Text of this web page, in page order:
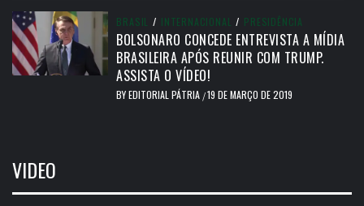
BRASIL / INTERNACIONAL / PRESIDÊNCIA
BOLSONARO CONCEDE ENTREVISTA A MÍDIA
BRASILEIRA APÓS REUNIR COM TRUMP.
ASSISTA O VÍDEO!
BYEDITORIAL PÁTRIA /19 DE MARÇO DE 2019
VIDEO